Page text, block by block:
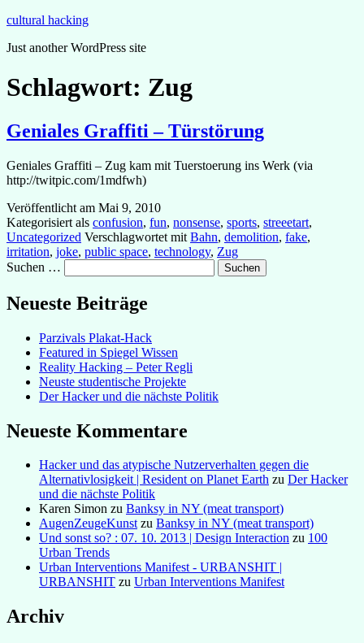
Zum
springen
cultural hacking
Just another WordPress site
Schlagwort: Zug
Geniales Graffiti – Türstörung
Geniales Graffiti – Zug kam mit Tuerstoerung ins Werk (via
http://twitpic.com/1mdfwh)
Veröffentlicht am Mai 9, 2010
Kategorisiert als confusion, fun, nonsense, sports, streeetart,
Uncategorized Verschlagwortet mit Bahn, demolition, fake,
irritation, joke, public space, technology, Zug
Suchen …
Neueste Beiträge
Parzivals Plakat-Hack
Featured in Spiegel Wissen
Reality Hacking – Peter Regli
Neuste studentische Projekte
Der Hacker und die nächste Politik
Neueste Kommentare
Hacker und das atypische Nutzerverhalten gegen die
Alternativlosigkeit | Resident on Planet Earth zu Der Hacker
und die nächste Politik
Karen Simon zu Banksy in NY (meat transport)
AugenZeugeKunstzu Banksy in NY (meat transport)
Und sonst so? : 07. 10. 2013 | Design Interaction zu 100
Urban Trends
Urban Interventions Manifest - URBANSHIT |
URBANSHIT zu Urban Interventions Manifest
Archiv